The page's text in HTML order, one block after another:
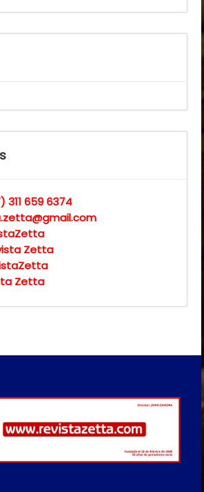
311 659 6374
Zetta
Zetta